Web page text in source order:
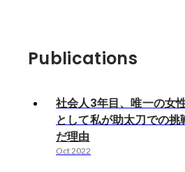
Publications
社会人3年目、唯一の女
として私が助太刀での挑
だ理由
Oct 2022